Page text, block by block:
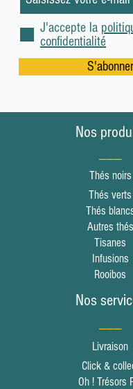
J'accepte la
confidentialité
S'abonner
Nos
Thés noirs
Thés verts
Thés
Autres thés
Tisanes
Infusions
Rooibos
Nos
Livraison
Click &
Oh ! Trésors